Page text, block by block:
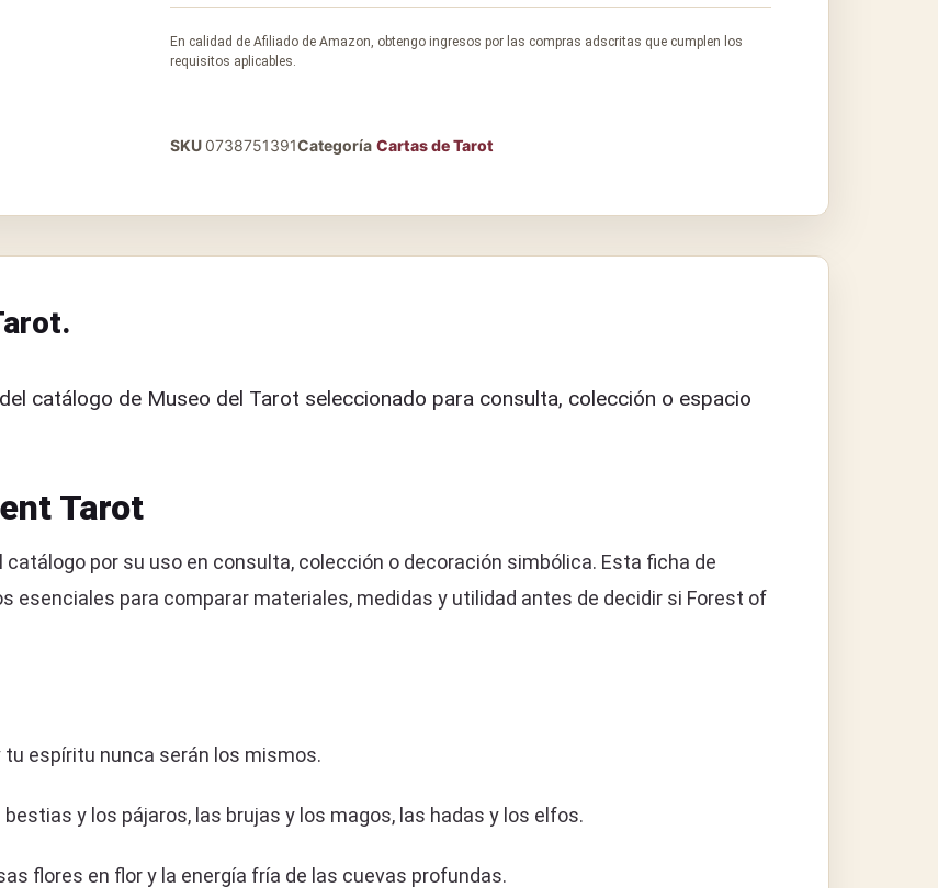
En calidad de Afiliado de Amazon, obtengo ingresos por las compras adscritas que cumplen los
requisitos aplicables.
SKU 0738751391Categoría Cartas de Tarot
catálogo de Museo del Tarot seleccionado para consulta, colección o espacio
Tarot
por su uso en consulta, colección o decoración simbólica. Esta ficha de
esenciales para comparar materiales, medidas y utilidad antes de decidir si Forest of
tu espíritu nunca serán los mismos.
y los pájaros, las brujas y los magos, las hadas y los elfos.
flores en flor y la energía fría de las cuevas profundas.